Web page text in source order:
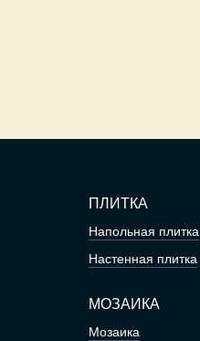
ПЛИТКА
Напольная плитка
Настенная плитка
МОЗАИКА
Мозаика